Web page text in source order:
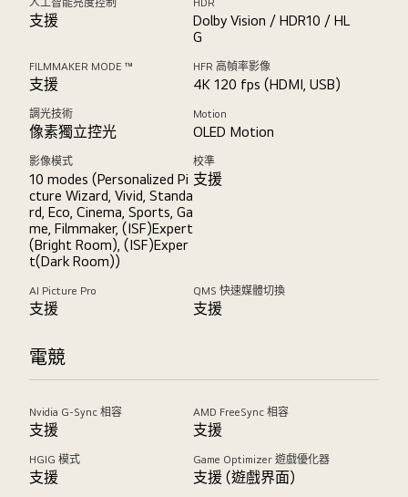
人工智能亮度控制
支援
HDR
Dolby Vision / HDR10 / HL
G
FILMMAKER MODE ™
支援
HFR 高幀率影像
4K 120 fps (HDMI, USB)
調光技術
像素獨立控光
Motion
OLED Motion
影像模式
10 modes (Personalized Pi
cture Wizard, Vivid, Standa
rd, Eco, Cinema, Sports, Ga
me, Filmmaker, (ISF)Expert
(Bright Room), (ISF)Exper
t(Dark Room))
校準
支援
AI Picture Pro
支援
QMS 快速媒體切換
支援
電競
Nvidia G-Sync 相容
支援
AMD FreeSync 相容
支援
HGIG 模式
支援
Game Optimizer 遊戲優化器
支援 (遊戲界面)